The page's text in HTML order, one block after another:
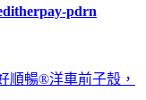
pdrn
順暢®洋車前子殼，